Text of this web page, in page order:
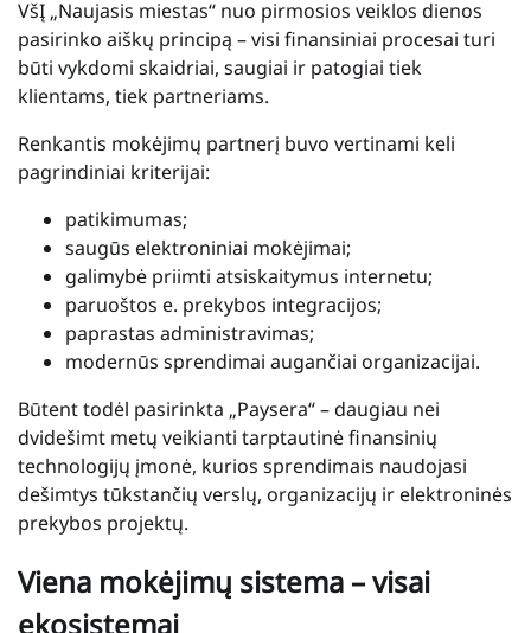
VšĮ „Naujasis miestas“ nuo pirmosios veiklos dienos
pasirinko aiškų principą – visi finansiniai procesai turi
būti vykdomi skaidriai, saugiai ir patogiai tiek
klientams, tiek partneriams.
Renkantis mokėjimų partnerį buvo vertinami keli
pagrindiniai kriterijai:
patikimumas;
saugūs elektroniniai mokėjimai;
galimybė priimti atsiskaitymus internetu;
paruoštos e. prekybos integracijos;
paprastas administravimas;
modernūs sprendimai augančiai organizacijai.
Būtent todėl pasirinkta „Paysera“ – daugiau nei
dvidešimt metų veikianti tarptautinė finansinių
technologijų įmonė, kurios sprendimais naudojasi
dešimtys tūkstančių verslų, organizacijų ir elektroninės
prekybos projektų.
Viena mokėjimų sistema – visai
ekosistemai